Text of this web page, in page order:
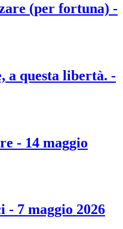
(per fortuna) -
a questa libertà. -
- 14 maggio
- 7 maggio 2026